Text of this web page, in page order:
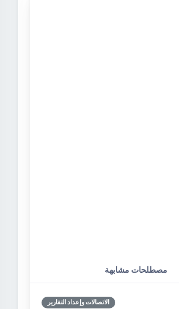
مصطلحات مشابهة
الاتصالات وإعداد التقارير